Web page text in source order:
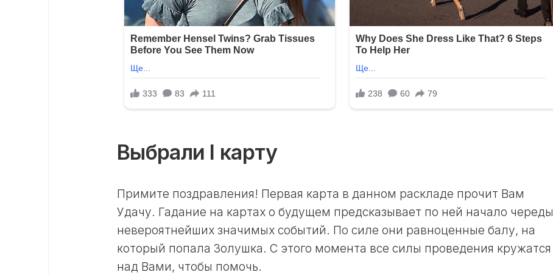
ЛУННЫЙ
ДЕНЬ
24
ДЕНЬ
ДЕНЬ
ЛУННЫЙ
ДЕНЬ
ЛУННЫЙ
ДЕНЬ
Выбрали I карту
Примите поздравления! Первая карта в данном раскладе прочит Вам
Удачу. Гадание на картах о будущем предсказывает по ней начало череды
невероятнейших значимых событий. По силе они равноценные балу, на
который попала Золушка. С этого момента все силы проведения кружатся
над Вами, чтобы помочь.